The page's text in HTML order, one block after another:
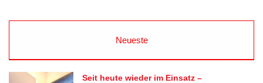
Neueste
Seit heute wieder im Einsatz –